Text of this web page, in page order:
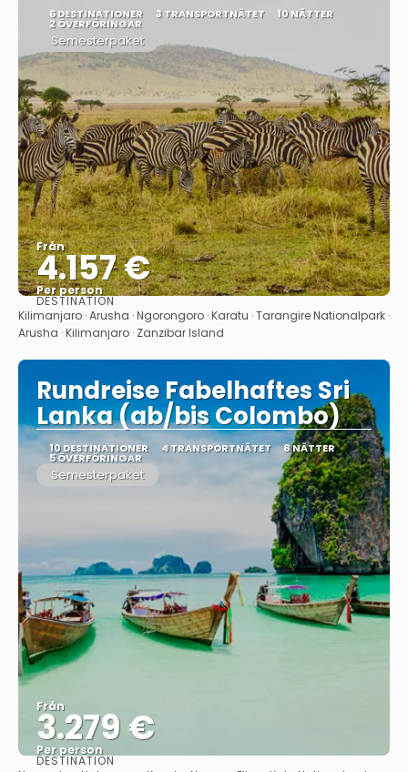
6 DESTINATIONER 3 TRANSPORTNÄTET 10 NÄTTER
2 ÖVERFÖRINGAR
Semesterpaket
Från
4.157 €
Per person
Se
DESTINATION
Kilimanjaro · Arusha · Ngorongoro · Karatu · Tarangire Nationalpark ·
Arusha · Kilimanjaro · Zanzibar Island
Rundreise Fabelhaftes Sri
Lanka (ab/bis Colombo)
10 DESTINATIONER 4 TRANSPORTNÄTET 8 NÄTTER
5 ÖVERFÖRINGAR
Semesterpaket
Från
3.279 €
Per person
DESTINATION